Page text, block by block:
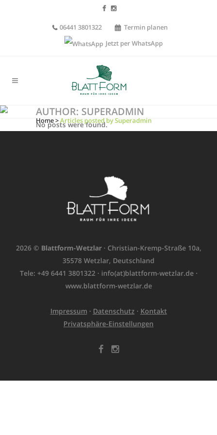
06441 3801322
Termin planen
Jetzt per WhatsApp
AUTHOR: SUPERADMIN
Home>Articles posted by Superadmin
No posts were found.
2026 © Blattform-Wetzlar· Christian-Kremp-Straße 10a,
35578 Wetzlar, Deutschland
Tele: +49 6441 3801322 · info(at)blattform-wetzlar.de·
www.blattform-wetzlar.de
Impressum· Datenschutz · Kontakt
Privatsphäre-Einstellungen